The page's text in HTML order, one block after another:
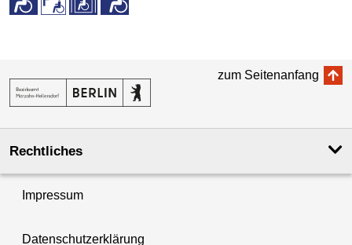
zum Seitenanfang
Rechtliches
Impressum
Datenschutzerklärung